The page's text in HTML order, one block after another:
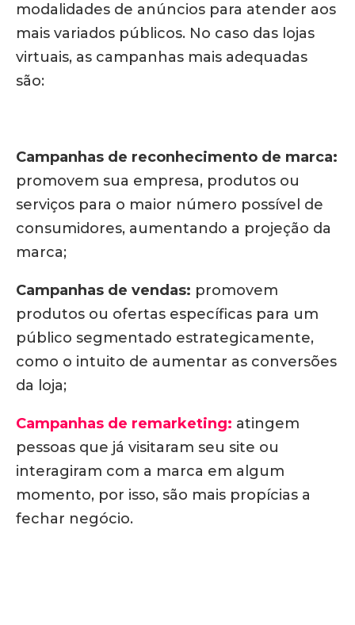
modalidades de anúncios para atender aos
mais variados públicos. No caso das lojas
virtuais, as campanhas mais adequadas
são:
Campanhas de reconhecimento de marca:
promovem sua empresa, produtos ou
serviços para o maior número possível de
consumidores, aumentando a projeção da
marca;
Campanhas de vendas: promovem
produtos ou ofertas específicas para um
público segmentado estrategicamente,
como o intuito de aumentar as conversões
da loja;
Campanhas de remarketing: atingem
pessoas que já visitaram seu site ou
interagiram com a marca em algum
momento, por isso, são mais propícias a
fechar negócio.